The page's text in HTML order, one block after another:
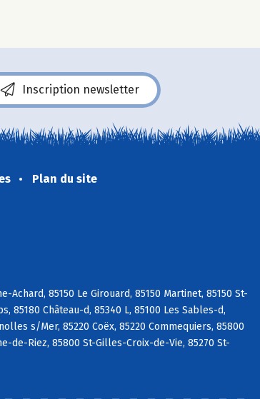
Inscription newsletter
Plan du site
85150 Le Girouard, 85150 Martinet, 85150 St-
85180 Château-d, 85340 L, 85100 Les Sables-d,
s/Mer, 85220 Coëx, 85220 Commequiers, 85800
de-Riez, 85800 St-Gilles-Croix-de-Vie, 85270 St-